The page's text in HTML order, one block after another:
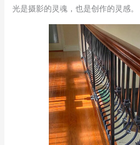
光是摄影的灵魂，也是创作的灵感。